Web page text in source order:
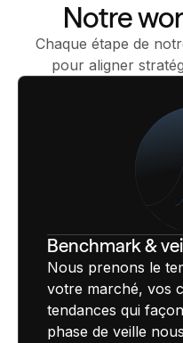
Notre
Chaque étape de
pour aligner
Benchmark &
Nous prenons le
votre marché, vos
tendances qui
phase de veille